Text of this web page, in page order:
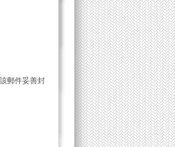
郵件妥善封